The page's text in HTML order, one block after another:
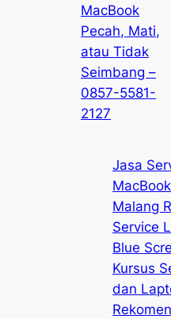
MacBook
Pecah, Mati,
atau Tidak
Seimbang –
0857-5581-
2127
Jasa
Malang
Service
Blue
Kursus
dan